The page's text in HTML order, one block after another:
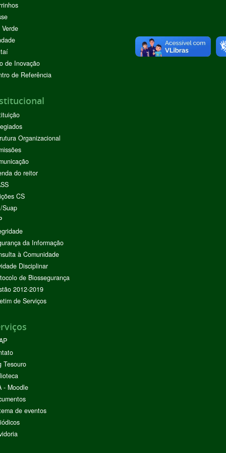
de Inovação
de Referência
Organizacional
do reitor
CS
Suap
da Informação
à Comunidade
Disciplinar
de Biossegurança
2012-2019
de Serviços
Tesouro
- Moodle
de eventos